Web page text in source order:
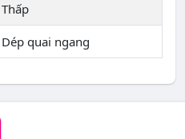
Thấp
Dép quai ngang